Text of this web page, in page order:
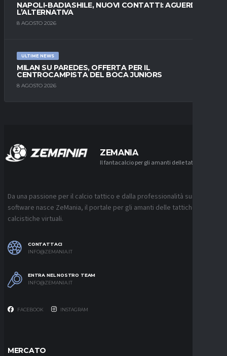
NAPOLI-BADIASHILE, NUOVI CONTATTI: AGUERD È
L’ALTERNATIVA
8 AGOSTO 2026
ULTIME NEWS
MILAN SU PAREDES, OFFERTA PER IL
CENTROCAMPISTA DEL BOCA JUNIORS
8 AGOSTO 2026
ZEMANIA
Il fantacalcio per gli amanti delle tattiche
Da una passione per il calcio tattico e dalla professionalità sui
software nasce ZeMania, il portale per gli amanti delle tattiche
calcistiche virtuali.
CONTATTACI
INFO@ZEMANIA.IT
ENTRA NEL NOSTRO TEAM
INFO@ZEMANIA.IT
FACEBOOK INSTAGRAM
MERCATO